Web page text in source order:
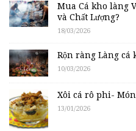
Mua Cá kho làng
và Chất Lượng?
18/03/2026
Rộn ràng Làng cá
10/03/2026
Xôi cá rô phi-
13/01/2026